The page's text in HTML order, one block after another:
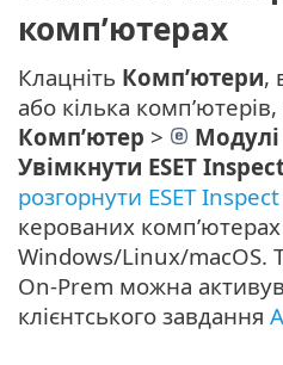
комп’ютерах
Клацніть Комп’ютери,
або кілька
Комп’ютер >
Увімкнути ESET
розгорнути ESET
керованих комп’ютерах
Windows/Linux/macOS.
On-Prem можна
клієнтського завдання